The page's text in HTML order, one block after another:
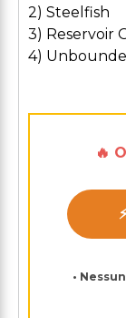
2) Steelfish
3) Reservoir
4)
🔥
•